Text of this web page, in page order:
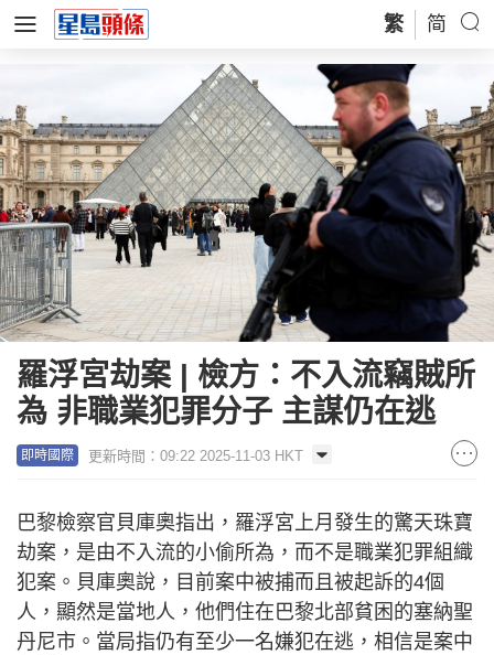
繁 简
羅浮宮劫案 | 檢方：不入流竊賊所
為 非職業犯罪分子 主謀仍在逃
即時國際 更新時間：09:22 2025-11-03 HKT
巴黎檢察官貝庫奧指出，羅浮宮上月發生的驚天珠寶
劫案，是由不入流的小偷所為，而不是職業犯罪組織
犯案。貝庫奧說，目前案中被捕而且被起訴的4個
人，顯然是當地人，他們住在巴黎北部貧困的塞納聖
丹尼市。當局指仍有至少一名嫌犯在逃，相信是案中